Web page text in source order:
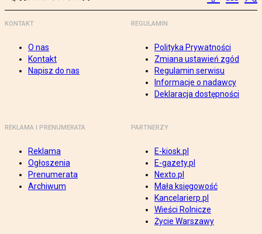
KONTAKT
O nas
Kontakt
Napisz do nas
REGULAMIN
Polityka Prywatności
Zmiana ustawień zgód
Regulamin serwisu
Informacje o nadawcy
Deklaracja dostępności
REKLAMA I PRENUMERATA
Reklama
Ogłoszenia
Prenumerata
Archiwum
PARTNERZY
E-kiosk.pl
E-gazety.pl
Nexto.pl
Mała księgowość
Kancelarierp.pl
Wieści Rolnicze
Życie Warszawy